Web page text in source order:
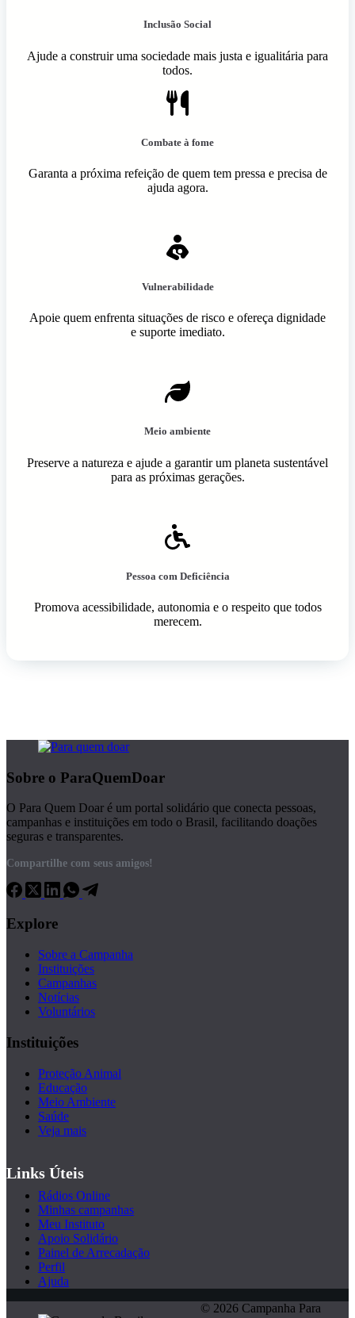
Inclusão Social
Ajude a construir uma sociedade mais justa e igualitária para
todos.
Combate à fome
Garanta a próxima refeição de quem tem pressa e precisa de
ajuda agora.
Vulnerabilidade
Apoie quem enfrenta situações de risco e ofereça dignidade
e suporte imediato.
Meio ambiente
Preserve a natureza e ajude a garantir um planeta sustentável
para as próximas gerações.
Pessoa com Deficiência
Promova acessibilidade, autonomia e o respeito que todos
merecem.
Sobre o ParaQuemDoar
O Para Quem Doar é um portal solidário que conecta pessoas,
campanhas e instituições em todo o Brasil, facilitando doações
seguras e transparentes.
Compartilhe com seus amigos!
Explore
Sobre a Campanha
Instituições
Campanhas
Notícias
Voluntários
Instituições
Proteção Animal
Educação
Meio Ambiente
Saúde
Veja mais
Links Úteis
Rádios Online
Minhas campanhas
Meu Instituto
Apoio Solidário
Painel de Arrecadação
Perfil
Ajuda
© 2026 Campanha Para